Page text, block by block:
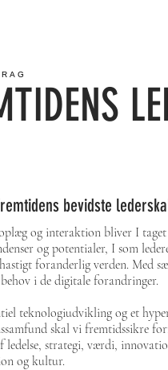
bevidste
og interaktion bliver I taget
og potentialer, I som
foranderlig verden. Med
behov i de digitale forandringer.
teknologiudvikling og et
skal vi fremtidssikre
ledelse, strategi, værdi,
og kultur.